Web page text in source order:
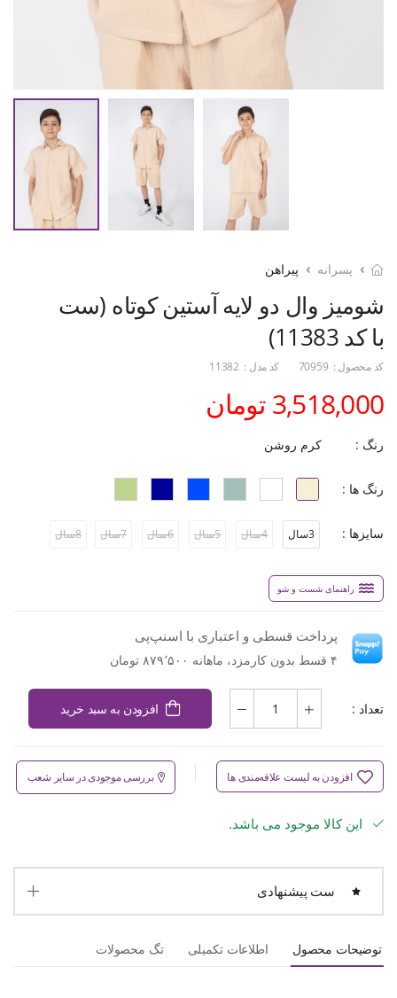
پسرانه پیراهن
شومیز وال دو لایه آستین کوتاه (ست
با کد 11383)
کد محصول : 70959 کد مدل : 11382
3,518,000 تومان
رنگ : کرم روشن
رنگ ها :
سایزها : 3سال 4سال 5سال 6سال 7سال 8سال
راهنمای شست و شو
پرداخت قسطی و اعتباری با اسنپ‌پی
۴ قسط بدون کارمزد، ماهانه ۸۷۹٬۵۰۰ تومان
تعداد : افزودن به سبد خرید
افزودن به لیست علاقه‌مندی ها بررسی موجودی در سایر شعب
این کالا موجود می باشد.
ست پیشنهادی
توضیحات محصول اطلاعات تکمیلی تگ محصولات